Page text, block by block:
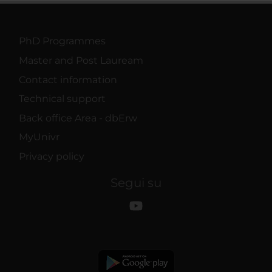
PhD Programmes
Master and Post Lauream
Contact information
Technical support
Back office Area - dbErw
MyUnivr
Privacy policy
Segui su